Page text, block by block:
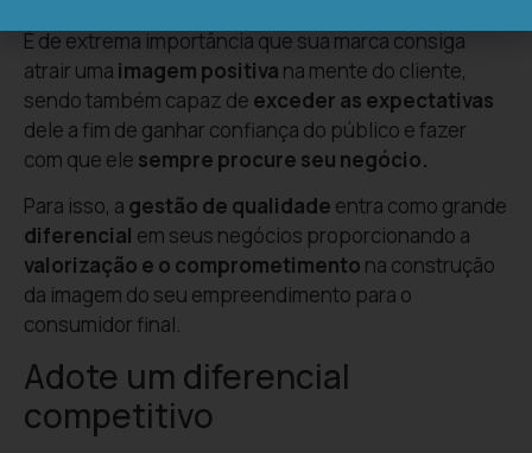
É de extrema importância que sua marca consiga
atrair uma imagem positiva na mente do cliente,
sendo também capaz de exceder as expectativas
dele a fim de ganhar confiança do público e fazer
com que ele sempre procure seu negócio.
Para isso, a gestão de qualidade entra como grande
diferencial em seus negócios proporcionando a
valorização e o comprometimento na construção
da imagem do seu empreendimento para o
consumidor final.
Adote um diferencial
competitivo